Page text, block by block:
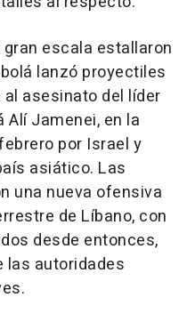
escala estallaron
lanzó proyectiles
asesinato del líder
Alí Jamenei, en la
por Israel y
asiático. Las
una nueva ofensiva
de Líbano, con
desde entonces,
las autoridades